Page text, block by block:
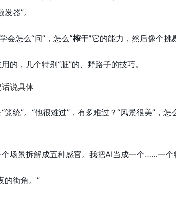
器”。
会怎么“问”，怎么“榨干”它的能力，然后像个挑
的，几个特别“脏”的、野路子的技巧。
说具体
笼统”。“他很难过”，有多难过？“风景很美”，
场景拆解成五种感官。我把AI当成一个……一个
的街角。”